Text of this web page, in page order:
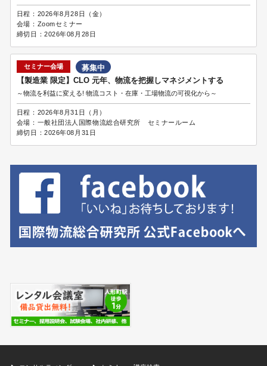
日程： 2026年8月28日（金）
会場： Zoomセミナー
締切日：2026年08月28日
セミナー会場
募集中
【製造業 限定】CLO 元年、物流を把握しマネジメントする
～物流を利益に変える! 物流コスト・在庫・工場物流の可視化から～
日程： 2026年8月31日（月）
会場： 一般社団法人国際物流総合研究所 セミナールーム
締切日：2026年08月31日